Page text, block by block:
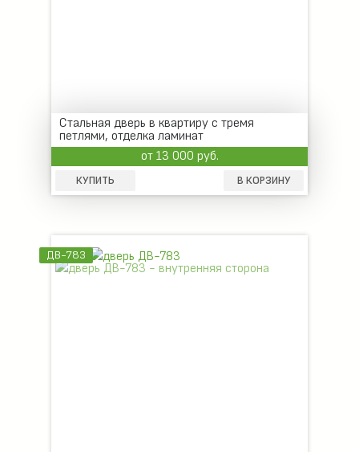
Стальная дверь в квартиру с тремя
петлями, отделка ламинат
от 13 000 руб.
КУПИТЬ В КОРЗИНУ
ДВ-783